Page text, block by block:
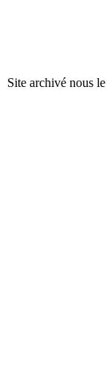
Site archivé nous